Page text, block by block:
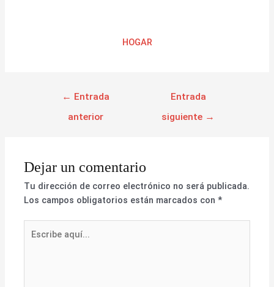
HOGAR
← Entrada
anterior
Entrada
siguiente →
Dejar un comentario
Tu dirección de correo electrónico no será publicada.
Los campos obligatorios están marcados con*
aquí...